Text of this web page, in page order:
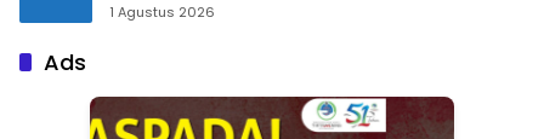
1 Agustus 2026
Ads